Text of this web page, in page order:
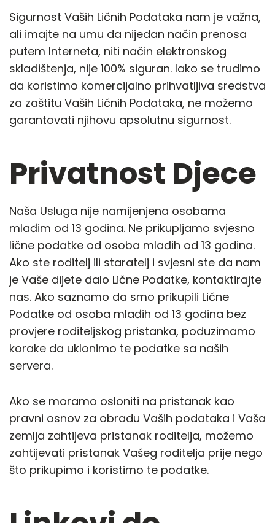
Sigurnost Vaših Ličnih Podataka nam je važna,
ali imajte na umu da nijedan način prenosa
putem Interneta, niti način elektronskog
skladištenja, nije 100% siguran. Iako se trudimo
da koristimo komercijalno prihvatljiva sredstva
za zaštitu Vaših Ličnih Podataka, ne možemo
garantovati njihovu apsolutnu sigurnost.
Privatnost Djece
Naša Usluga nije namijenjena osobama
mlađim od 13 godina. Ne prikupljamo svjesno
lične podatke od osoba mlađih od 13 godina.
Ako ste roditelj ili staratelj i svjesni ste da nam
je Vaše dijete dalo Lične Podatke, kontaktirajte
nas. Ako saznamo da smo prikupili Lične
Podatke od osoba mlađih od 13 godina bez
provjere roditeljskog pristanka, poduzimamo
korake da uklonimo te podatke sa naših
servera.
Ako se moramo osloniti na pristanak kao
pravni osnov za obradu Vaših podataka i Vaša
zemlja zahtijeva pristanak roditelja, možemo
zahtijevati pristanak Vašeg roditelja prije nego
što prikupimo i koristimo te podatke.